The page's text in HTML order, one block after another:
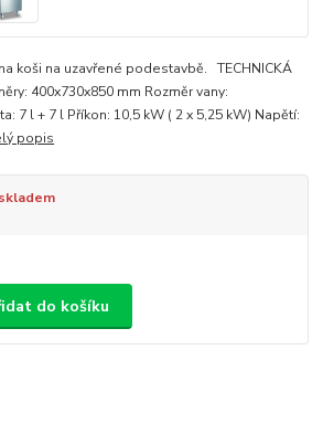
koši na uzavřené podestavbě. TECHNICKÁ
400x730x850 mm Rozměr vany:
7 l + 7 l Příkon: 10,5 kW ( 2 x 5,25 kW) Napětí:
popis
do košíku